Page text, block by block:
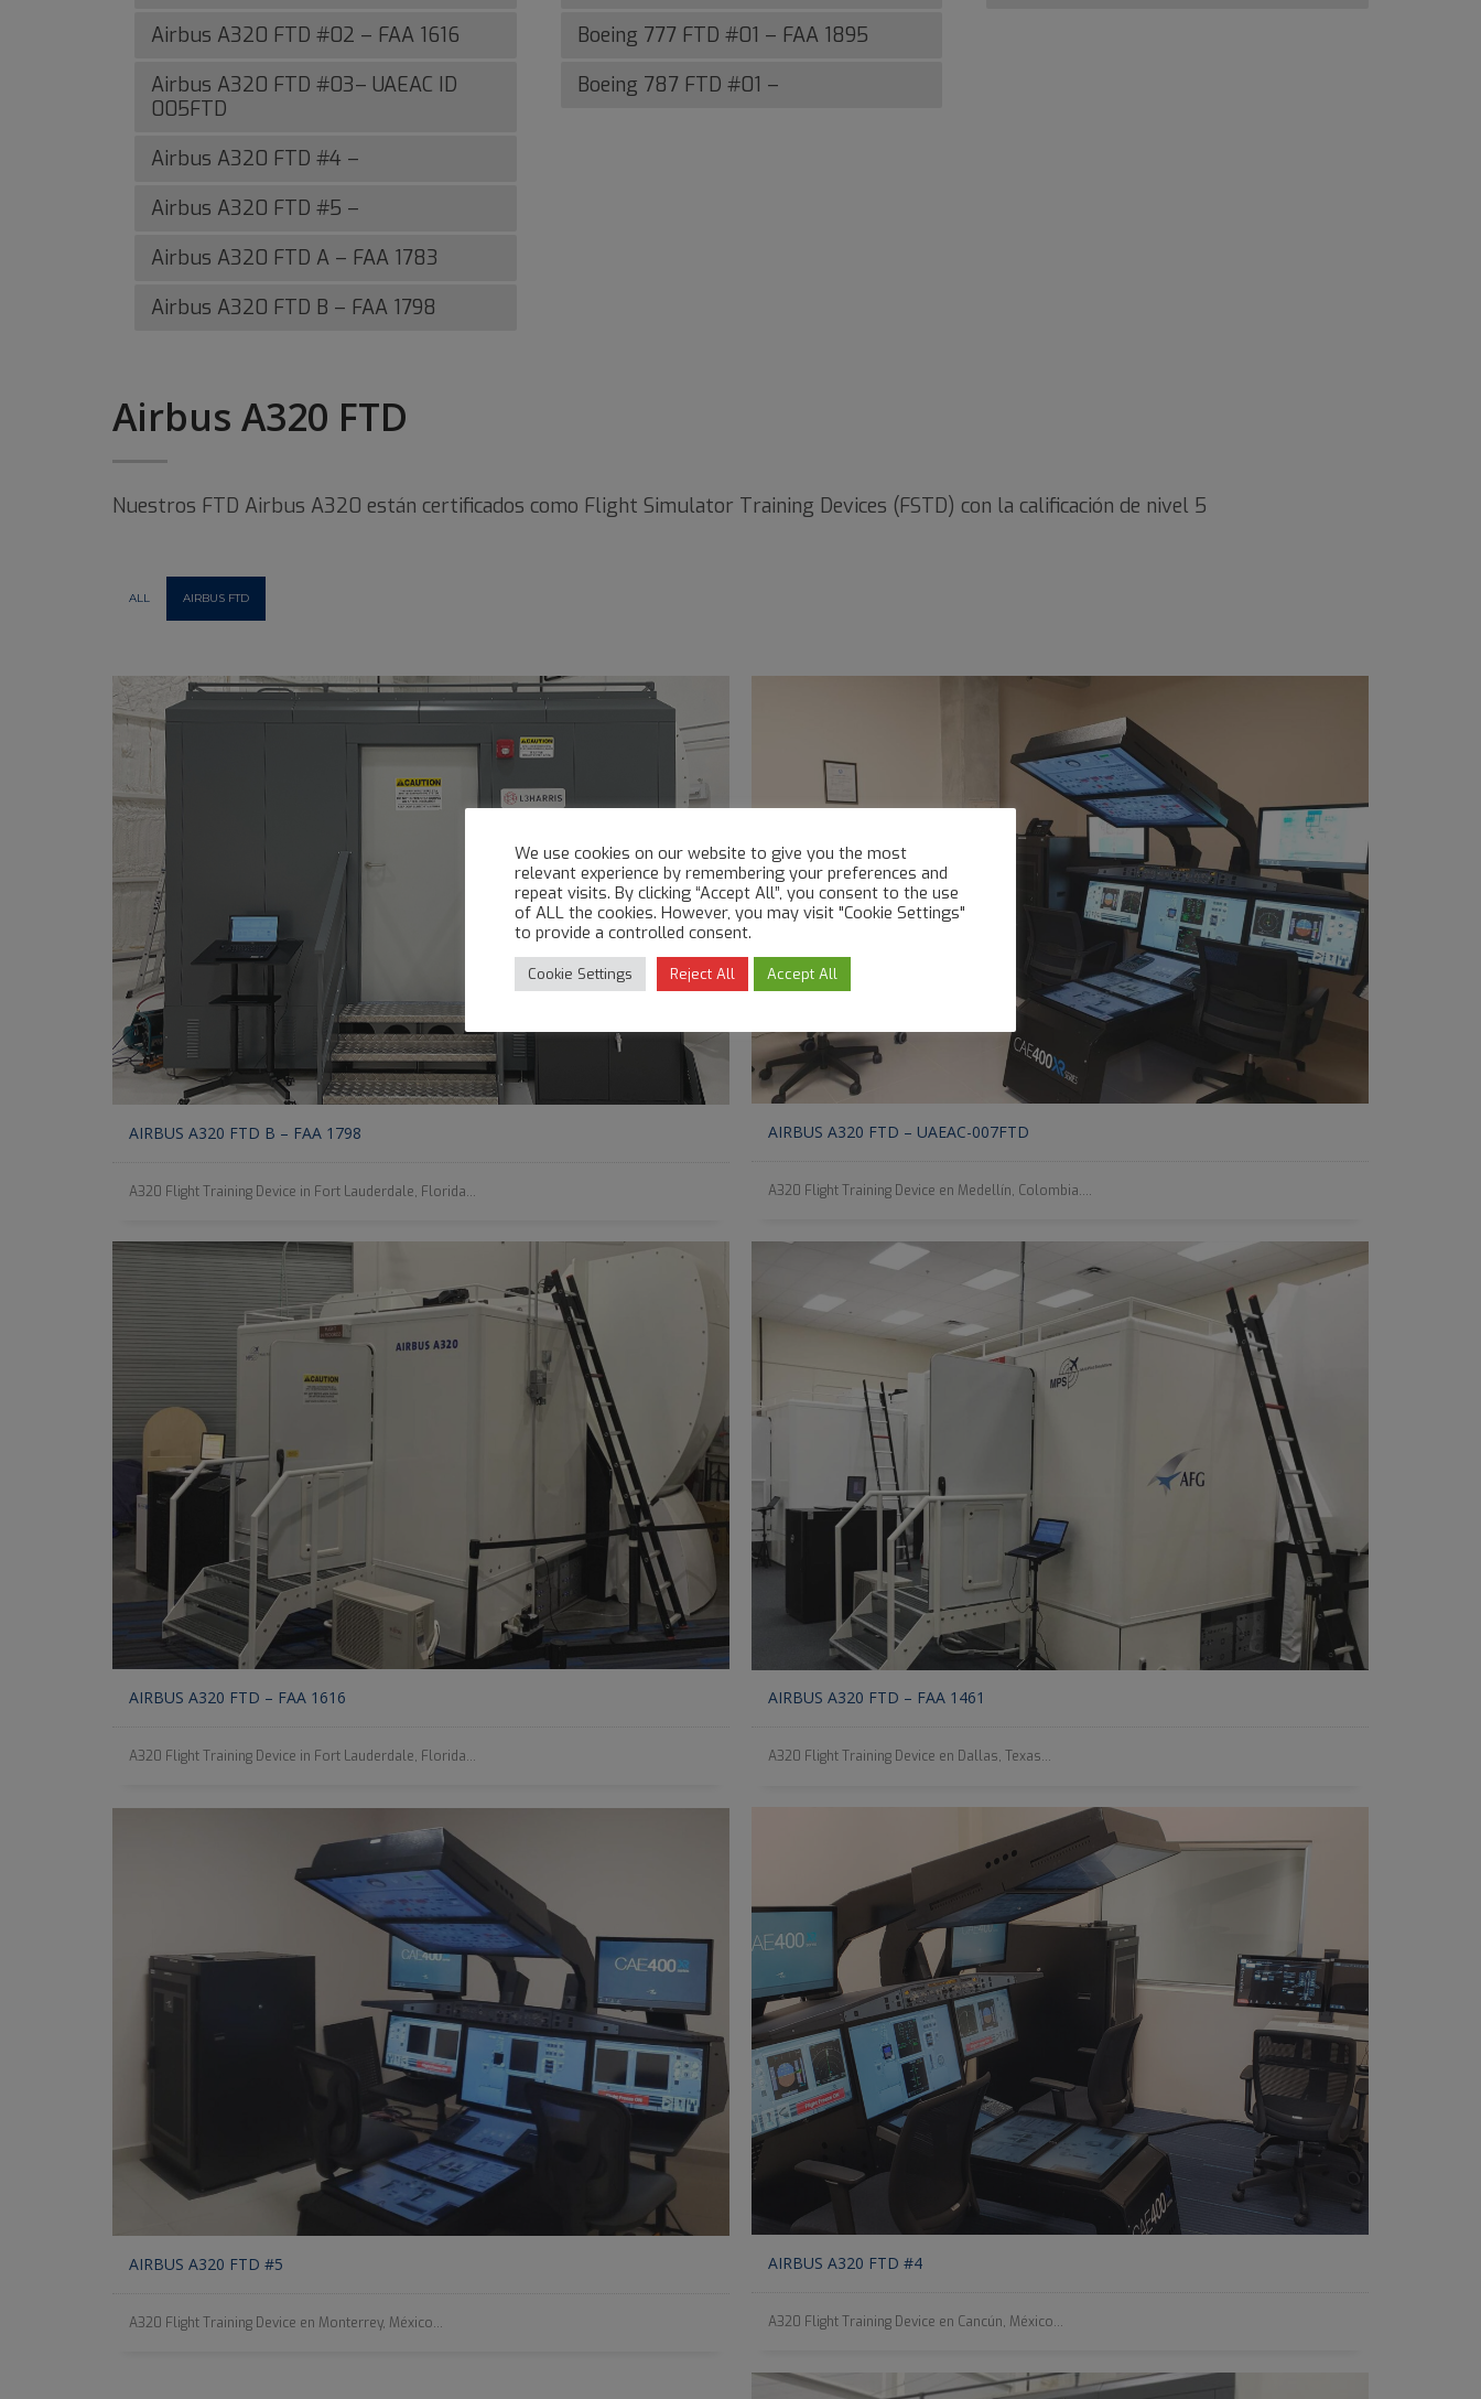
Airbus A320 FTD #02 – FAA 1616
Airbus A320 FTD #03– UAEAC ID
005FTD
Airbus A320 FTD #4 –
Airbus A320 FTD #5 –
Airbus A320 FTD A – FAA 1783
Airbus A320 FTD B – FAA 1798
Boeing 777 FTD #01 – FAA 1895
Boeing 787 FTD #01 –
Airbus A320 FTD
Nuestros FTD Airbus A320 están certificados como Flight Simulator Training Devices (FSTD) con la calificación de nivel 5
ALL AIRBUS FTD
AIRBUS A320 FTD B – FAA 1798
A320 Flight Training Device in Fort Lauderdale, Florida...
AIRBUS A320 FTD – UAEAC-007FTD
A320 Flight Training Device en Medellín, Colombia....
AIRBUS A320 FTD – FAA 1461
A320 Flight Training Device en Dallas, Texas...
AIRBUS A320 FTD – FAA 1616
A320 Flight Training Device in Fort Lauderdale, Florida...
AIRBUS A320 FTD #4
A320 Flight Training Device en Cancún, México...
AIRBUS A320 FTD #5
A320 Flight Training Device en Monterrey, México...
We use cookies on our website to give you the most
relevant experience by remembering your preferences and
repeat visits. By clicking “Accept All”, you consent to the use
of ALL the cookies. However, you may visit "Cookie Settings"
to provide a controlled consent.
Cookie Settings Reject All Accept All